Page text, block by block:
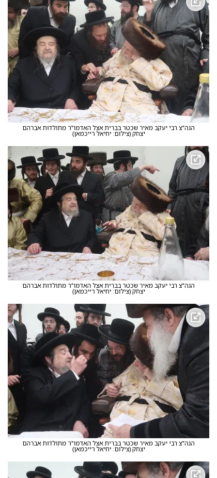
הגה"צ רבי יעקב מאיר שכטר בברית אצל האדמו"ר מתולדות אברהם
יצחק(צילום: יחיאל רייכמאן)
הגה"צ רבי יעקב מאיר שכטר בברית אצל האדמו"ר מתולדות אברהם
יצחק(צילום: יחיאל רייכמאן)
הגה"צ רבי יעקב מאיר שכטר בברית אצל האדמו"ר מתולדות אברהם
יצחק(צילום: יחיאל רייכמאן)